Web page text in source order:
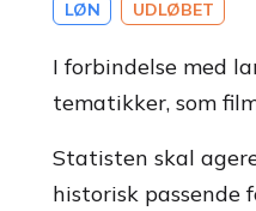
LØN UDLØBET
I forbindelse med
tematikker, som
Statisten skal
historisk passende